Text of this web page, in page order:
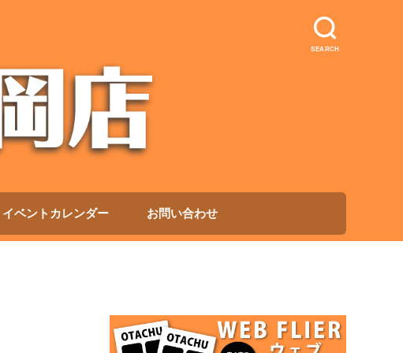
SEARCH
イベントカレンダー お問い合わせ